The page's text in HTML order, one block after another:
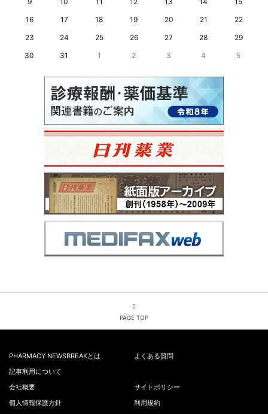
16
17 18 19 20 21
22
23
24 25 26 27 28
29
30
31 1 2 3 4 5
PAGE TOP
PHARMACY NEWSBREAKとは
よくある質問
記事利用について
会社概要
サイトポリシー
個人情報保護方針
利用規約